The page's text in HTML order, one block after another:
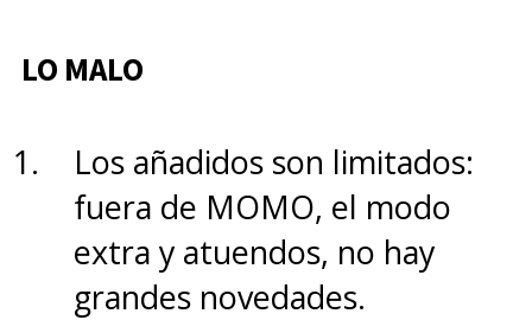
angular
DXOMARK queda por sobre el
iPhone 17 Pro y el S26 Ultra.
LO MALO
Los añadidos son limitados:
fuera de MOMO, el modo
extra y atuendos, no hay
grandes novedades.